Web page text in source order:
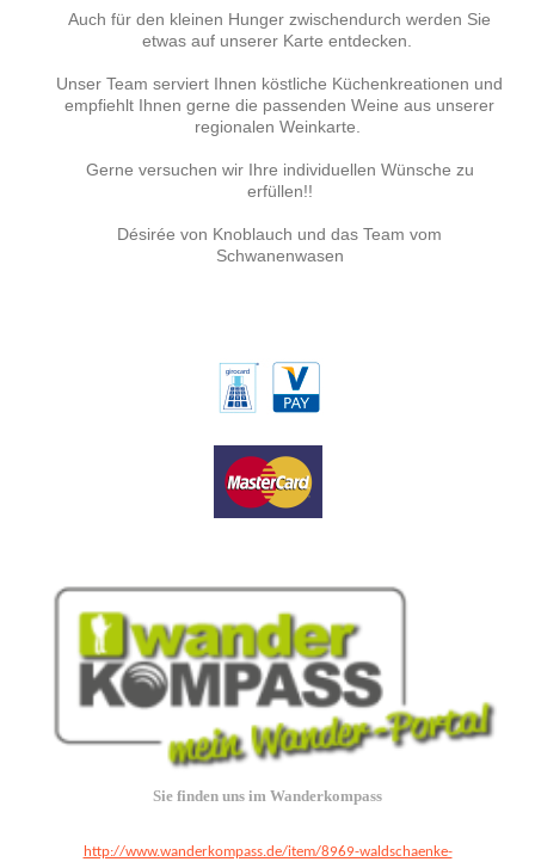
Auch für den kleinen Hunger zwischendurch werden Sie
etwas auf unserer Karte entdecken.
Unser Team serviert Ihnen köstliche Küchenkreationen und
empfiehlt Ihnen gerne die passenden Weine aus unserer
regionalen Weinkarte.
Gerne versuchen wir Ihre individuellen Wünsche zu
erfüllen!!
Désirée von Knoblauch und das Team vom
Schwanenwasen
Sie finden uns im Wanderkompass
http://www.wanderkompass.de/item/8969-waldschaenke-